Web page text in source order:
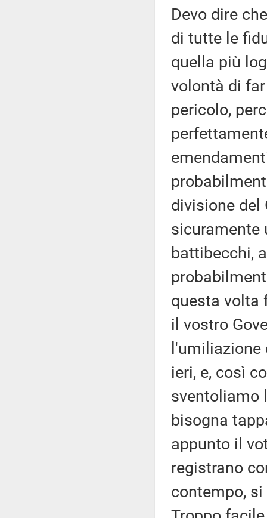
Devo dire
di tutte le
quella più
volontà di
pericolo,
divisione del
sicuramente
battibecchi,
questa volta
il vostro
ieri, e, così
sventoliamo
bisogna
appunto il
registrano
contempo,